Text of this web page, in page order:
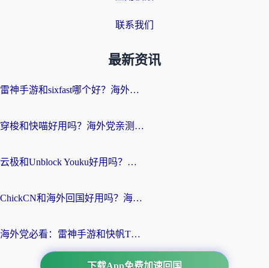
联系我们
最新资讯
雷神手游和sixfast哪个好？海外党亲测3款回国加速器，教你选对不踩坑
穿梭和快喵好用吗？海外党亲测：小众加速器对比+番茄加速器深度体验
云极和Unblock Youku好用吗？海外党亲测+2026回国加速器避坑指南
ChickCN和海外回国好用吗？海外党2026亲测：从手游到影音，选对加速器的3个关键
海外党必看：雷神手游和快帆TV版好用吗？3步选对回国加速器不踩坑
下载App免费加速回国